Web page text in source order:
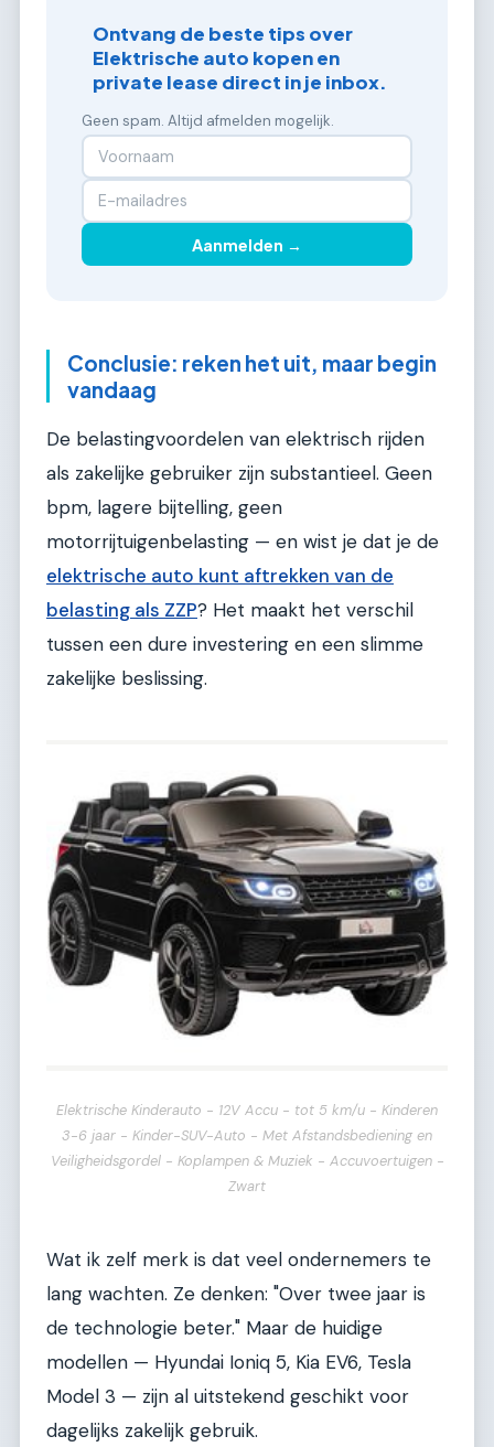
Ontvang de beste tips over
Elektrische auto kopen en
private lease direct in je inbox.
Geen spam. Altijd afmelden mogelijk.
Aanmelden →
Conclusie: reken het uit, maar begin
vandaag
De belastingvoordelen van elektrisch rijden
als zakelijke gebruiker zijn substantieel. Geen
bpm, lagere bijtelling, geen
motorrijtuigenbelasting — en wist je dat je de
elektrische auto kunt aftrekken van de
belasting als ZZP? Het maakt het verschil
tussen een dure investering en een slimme
zakelijke beslissing.
Elektrische Kinderauto - 12V Accu - tot 5 km/u - Kinderen
3-6 jaar - Kinder-SUV-Auto - Met Afstandsbediening en
Veiligheidsgordel - Koplampen & Muziek - Accuvoertuigen -
Zwart
Wat ik zelf merk is dat veel ondernemers te
lang wachten. Ze denken: "Over twee jaar is
de technologie beter." Maar de huidige
modellen — Hyundai Ioniq 5, Kia EV6, Tesla
Model 3 — zijn al uitstekend geschikt voor
dagelijks zakelijk gebruik.